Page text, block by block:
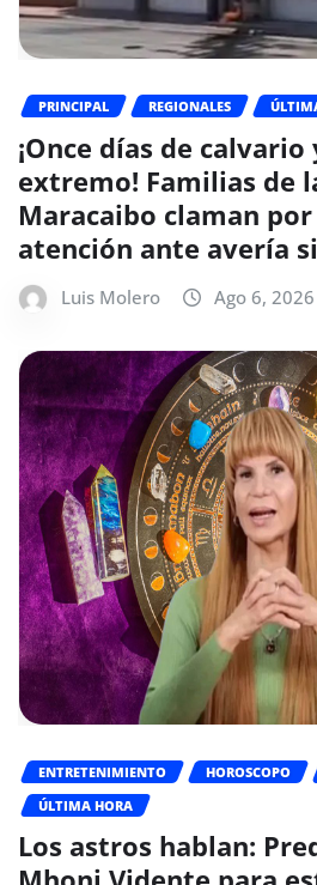
PRINCIPAL REGIONALES
¡Once días de
extremo! Familias de
Maracaibo claman
atención ante avería
Luis Molero Ago 6, 2026
ENTRETENIMIENTO HOROSCOPO
ÚLTIMA HORA
Los astros hablan: